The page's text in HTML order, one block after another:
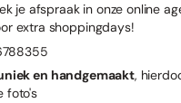
je afspraak in onze online
extra shoppingdays!
en handgemaakt,
foto's